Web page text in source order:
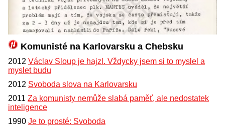
Komunisté na Karlovarsku a Chebsku
2012 Václav Sloup je hajzl. Vždycky jsem si to myslel a
myslet budu
2012 Svoboda slova na Karlovarsku
2011 Za komunisty nemůže slabá paměť, ale nedostatek
inteligence
1990 Je to prosté: Svoboda